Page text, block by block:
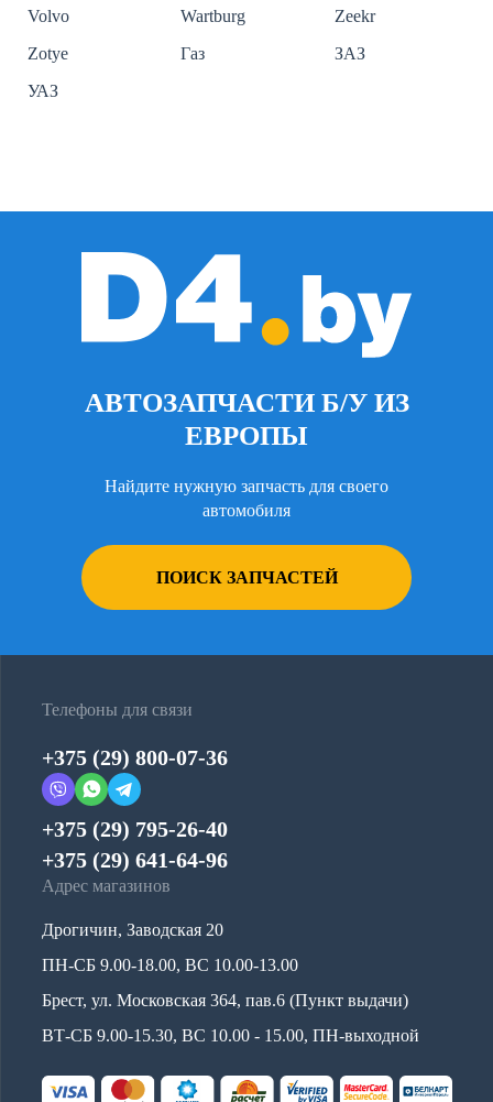
Volvo
Wartburg
Zeekr
Zotye
Газ
ЗАЗ
УАЗ
АВТОЗАПЧАСТИ Б/У ИЗ
ЕВРОПЫ
Найдите нужную запчасть для своего
автомобиля
ПОИСК ЗАПЧАСТЕЙ
Телефоны для связи
+375 (29) 800-07-36
+375 (29) 795-26-40
+375 (29) 641-64-96
Адрес магазинов
Дрогичин, Заводская 20
ПН-СБ 9.00-18.00, ВС 10.00-13.00
Брест, ул. Московская 364, пав.6 (Пункт выдачи)
ВТ-СБ 9.00-15.30, ВС 10.00 - 15.00, ПН-выходной